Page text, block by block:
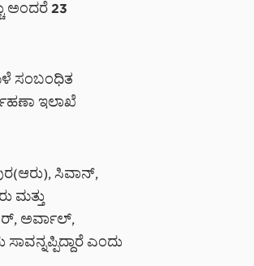
ಅಂದರೆ 23
ಸಂಬಂಧಿತ
ಇಲಾಖೆ
ಸಿವಾನ್,
ಮತ್ತು
ಅರ್ವಾಲ್,
ಎಂದು